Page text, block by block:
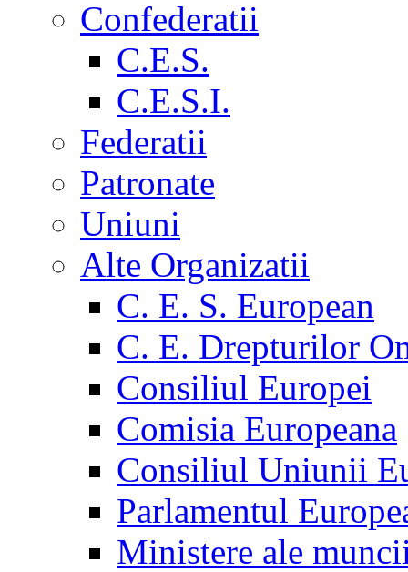
Confederatii
C.E.S.
C.E.S.I.
Federatii
Patronate
Uniuni
Alte Organizatii
C. E. S. European
C. E. Drepturilor
Consiliul Europei
Comisia Europeana
Consiliul Uniunii
Parlamentul
Ministere ale